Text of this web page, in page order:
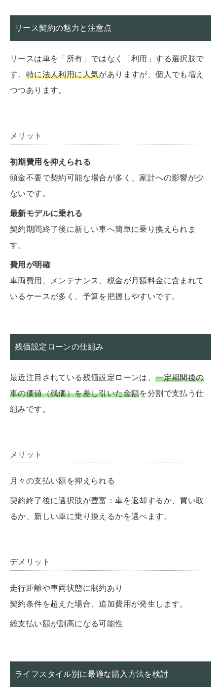
リース契約の魅力と注意点
リースは車を「所有」ではなく「利用」する選択肢で
す。 特に法人利用に人気がありますが、個人でも増え
つつあります。
メリット
初期費用を抑えられる
頭金不要で契約可能な場合が多く、家計への影響が少
ないです。
最新モデルに乗れる
契約期間終了後に新しい車へ簡単に乗り換えられま
す。
費用が明確
車両費用、メンテナンス、税金が月額料金に含まれて
いるケースが多く、予算を把握しやすいです。
残価設定ローンの仕組み
最近注目されている残価設定ローンは、一定期間後の
車の価値（残価）を差し引いた金額を分割で支払う仕
組みです。
メリット
月々の支払い額を抑えられる
契約終了後に選択肢が豊富：車を返却するか、買い取
るか、新しい車に乗り換えるかを選べます。
デメリット
走行距離や車両状態に制約あり
契約条件を超えた場合、追加費用が発生します。
総支払い額が割高になる可能性
ライフスタイル別に最適な購入方法を検討